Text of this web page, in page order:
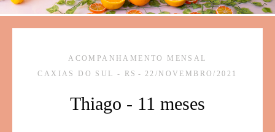
ACOMPANHAMENTO MENSAL
CAXIAS DO SUL - RS
22/NOVEMBRO/2021
Thiago - 11 meses